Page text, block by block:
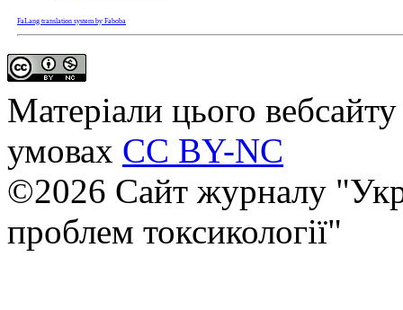
FaLang translation system by Faboba
Матеріали цього
умовах CC BY-NC
©2026 Сайт журналу
проблем токсикології"